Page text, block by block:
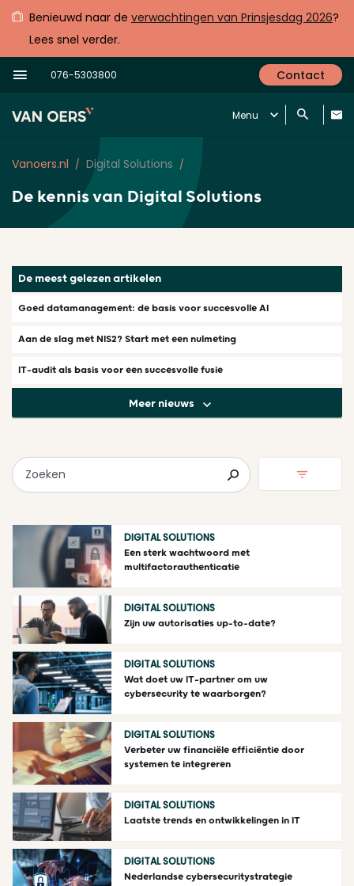
Benieuwd naar de verwachtingen van Prinsjesdag 2026?
Lees snel verder.
076-5303800 Contact
Menu
Vanoers.nl Digital Solutions
De kennis van Digital Solutions
De meest gelezen artikelen
Goed datamanagement: de basis voor succesvolle AI
Aan de slag met NIS2? Start met een nulmeting
IT-audit als basis voor een succesvolle fusie
Meer nieuws
Zoeken
DIGITAL SOLUTIONS
Een sterk wachtwoord met
multifactorauthenticatie
DIGITAL SOLUTIONS
Zijn uw autorisaties up-to-date?
DIGITAL SOLUTIONS
Wat doet uw IT-partner om uw
cybersecurity te waarborgen?
DIGITAL SOLUTIONS
Verbeter uw financiële efficiëntie door
systemen te integreren
DIGITAL SOLUTIONS
Laatste trends en ontwikkelingen in IT
DIGITAL SOLUTIONS
Nederlandse cybersecuritystrategie